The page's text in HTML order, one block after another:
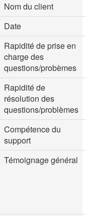
Nom du client
Date
Rapidité de prise en
charge des
questions/probèmes
Rapidité de
résolution des
questions/problèmes
Compétence du
support
Témoignage général